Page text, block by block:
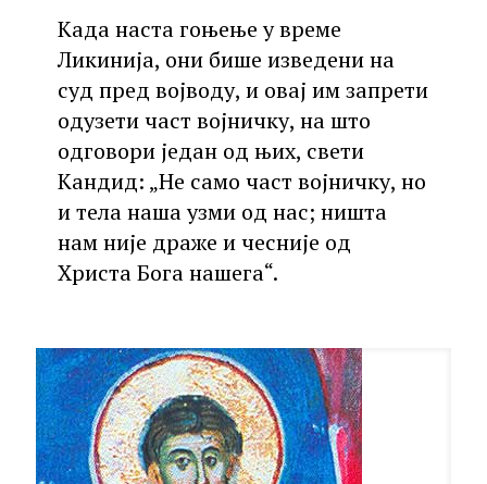
Када наста гоњење у време
Ликинија, они бише изведени на
суд пред војводу, и овај им запрети
одузети част војничку, на што
одговори један од њих, свети
Кандид: „Не само част војничку, но
и тела наша узми од нас; ништа
нам није драже и чесније од
Христа Бога нашега“.